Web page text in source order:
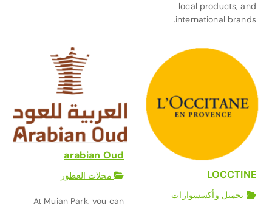
local products, and
international brands.
LOCCTINE
تجميل وأكسسوارات
arabian Oud
محلات العطور
At Mujan Park, you can